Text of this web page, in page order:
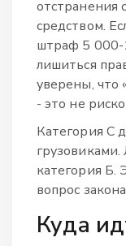
отстранения
средством.
штраф 5 000-
лишиться
уверены, что
- это не
Категория С
категория Б.
вопрос
Куда